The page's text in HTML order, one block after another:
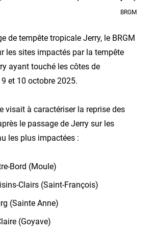
BRGM
de tempête tropicale Jerry, le BRGM
les sites impactés par la tempête
ayant touché les côtes de
et 10 octobre 2025.
visait à caractériser la reprise des
le passage de Jerry sur les
les plus impactées :
Bord (Moule)
Clairs (Saint-François)
(Sainte Anne)
(Goyave)